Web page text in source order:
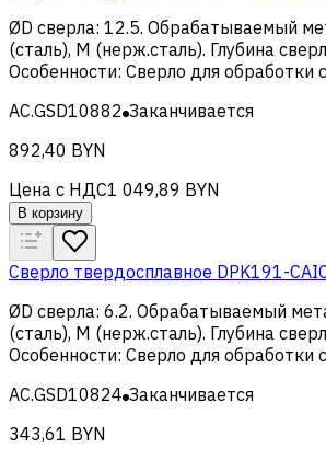
ØD сверла: 12.5. Обрабатываемый
(сталь), M (нерж.сталь). Глубина
Особенности: Сверло для обработки
AC.GSD10882 Заканчивается
892,40 BYN
Цена с НДС1 049,89 BYN
В корзину
Сверло твердосплавное DPK191-
ØD сверла: 6.2. Обрабатываемый
(сталь), M (нерж.сталь). Глубина
Особенности: Сверло для обработки
AC.GSD10824 Заканчивается
343,61 BYN